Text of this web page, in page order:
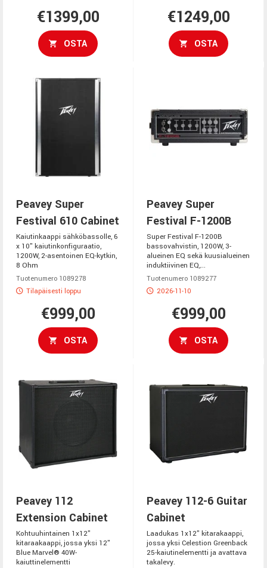
€1399,00
OSTA
€1249,00
OSTA
Peavey Super
Festival 610 Cabinet
Kaiutinkaappi sähköbassolle, 6
x 10" kaiutinkonfiguraatio,
1200W, 2-asentoinen EQ-kytkin,
8 Ohm
Tuotenumero 1089278
Tilapäisesti loppu
€999,00
OSTA
Peavey Super
Festival F-1200B
Super Festival F-1200B
bassovahvistin, 1200W, 3-
alueinen EQ sekä kuusialueinen
induktiivinen EQ,...
Tuotenumero 1089277
2026-11-10
€999,00
OSTA
Peavey 112
Extension Cabinet
Kohtuuhintainen 1x12"
kitaraakaappi, jossa yksi 12"
Blue Marvel® 40W-
kaiuttinelementti
Peavey 112-6 Guitar
Cabinet
Laadukas 1x12" kitarakaappi,
jossa yksi Celestion Greenback
25-kaiutinelementti ja avattava
takalevy.